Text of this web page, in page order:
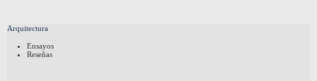
Arquitectura
Ensayos
Reseñas